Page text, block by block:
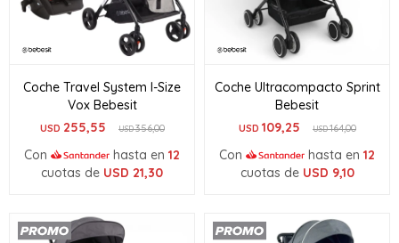
Coche Travel System I-Size
Vox Bebesit
USD 255,55 USD356,00
Con hasta en 12
cuotas de USD 21,30
Coche Ultracompacto Sprint
Bebesit
USD 109,25 USD164,00
Con hasta en 12
cuotas de USD 9,10